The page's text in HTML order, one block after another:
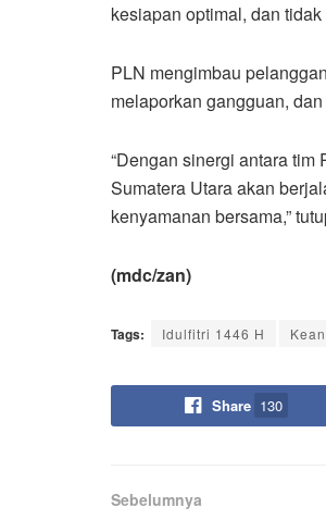
kesiapan optimal, dan
PLN mengimbau
melaporkan gangguan,
“Dengan sinergi antara
Sumatera Utara akan
kenyamanan bersama,”
(mdc/zan)
Tags: Idulfitri 1446 H
Share 130
Sebelumnya